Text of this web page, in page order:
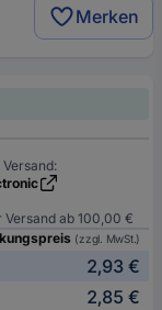
Merken
Versand ab 100,00 €
(zzgl. MwSt.)
2,93 €
2,85 €